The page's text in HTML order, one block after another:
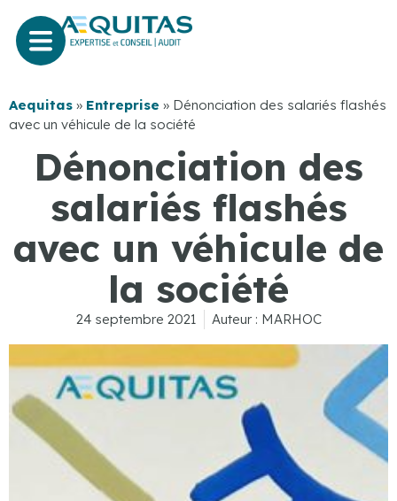
Aequitas » Entreprise » Dénonciation des salariés flashés
avec un véhicule de la société
Dénonciation des
salariés flashés
avec un véhicule de
la société
24 septembre 2021 Auteur : MARHOC